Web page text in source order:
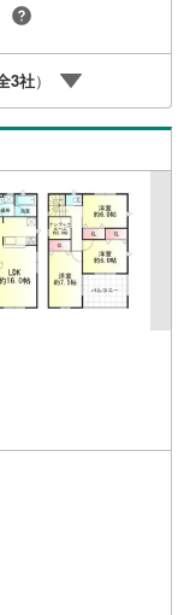
住宅ローンや各種
様連れのご家族皆様
～18:00（定休日:
地のご案内も可能で
ください！
3社）